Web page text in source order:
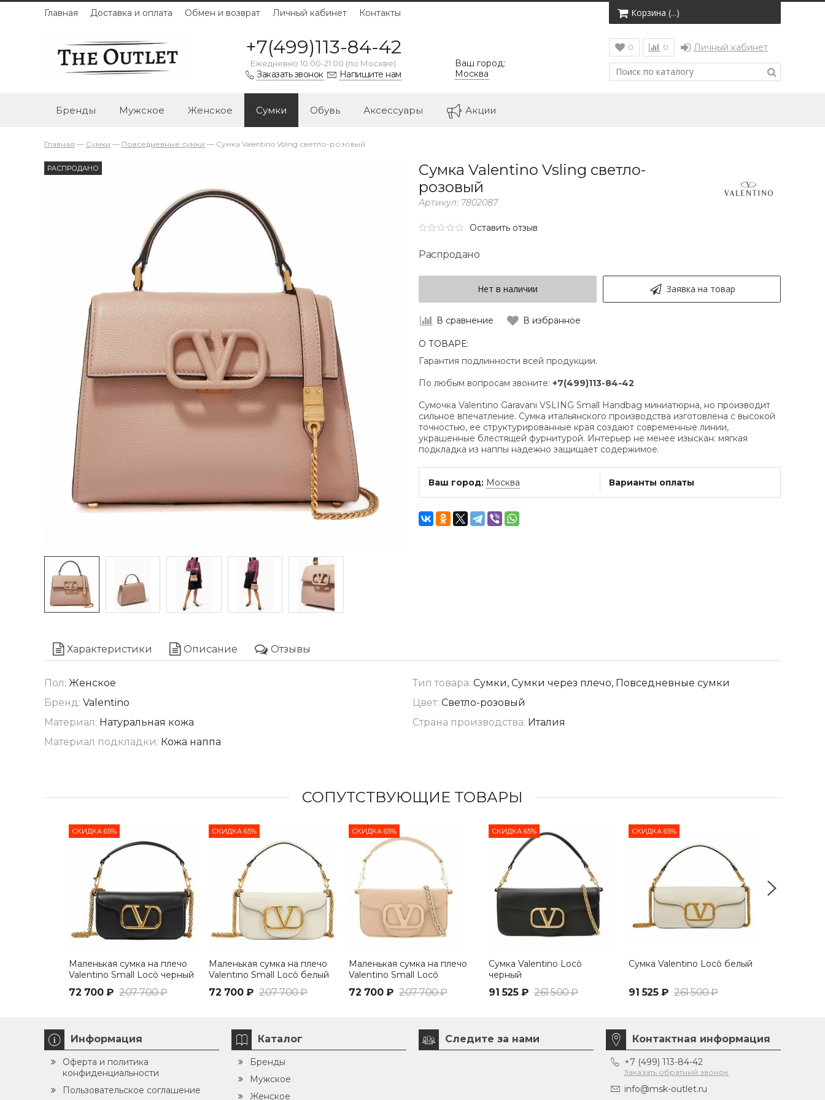
Главная Доставка и оплата Обмен и возврат Личный кабинет Контакты Корзина (…)
+7(499)113-84-42
Ежедневно 10:00-21:00 (по Москве)
Заказать звонок Напишите нам
Ваш город:
Москва
0 0 Личный кабинет
Бренды Мужское Женское Сумки Обувь Аксессуары Акции
Главная — Сумки — Повседневные сумки — Сумка Valentino Vsling светло-розовый
РАСПРОДАНО
Сумка Valentino Vsling светло-
розовый
Артикул: 7802087
Оставить отзыв
Распродано
Нет в наличии Заявка на товар
В сравнение В избранное
О ТОВАРЕ:
Гарантия подлинности всей продукции.
По любым вопросам звоните: +7(499)113-84-42
Сумочка Valentino Garavani VSLING Small Handbag миниатюрна, но производит
сильное впечатление. Сумка итальянского производства изготовлена ​​с высокой
точностью, ее структурированные края создают современные линии,
украшенные блестящей фурнитурой. Интерьер не менее изыскан: мягкая
подкладка из наппы надежно защищает содержимое.
Ваш город: Москва Варианты оплаты
Характеристики Описание Отзывы
Пол: Женское Тип товара: Сумки, Сумки через плечо, Повседневные сумки
Бренд: Valentino Цвет: Светло-розовый
Материал: Натуральная кожа Страна производства: Италия
Материал подкладки: Кожа наппа
СОПУТСТВУЮЩИЕ ТОВАРЫ
СКИДКА 65%
Маленькая сумка на плечо
Valentino Small Locò черный
72 700 ₽ 207 700 ₽
СКИДКА 65%
Маленькая сумка на плечо
Valentino Small Locò белый
72 700 ₽ 207 700 ₽
СКИДКА 65%
Маленькая сумка на плечо
Valentino Small Locò
72 700 ₽ 207 700 ₽
СКИДКА 65%
Сумка Valentino Locò
черный
91 525 ₽ 261 500 ₽
СКИДКА 65%
Сумка Valentino Locò белый
91 525 ₽ 261 500 ₽
Информация
Оферта и политика
конфиденциальности
Пользовательское соглашение
Каталог
Бренды
Мужское
Женское
Следите за нами Контактная информация
+7 (499) 113-84-42
Заказать обратный звонок
info@msk-outlet.ru